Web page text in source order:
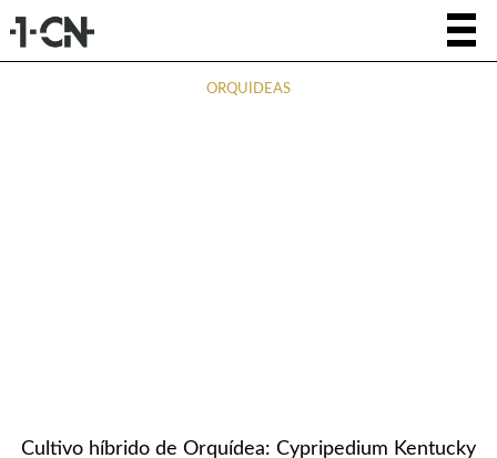
ORQUÍDEAS
Cultivo híbrido de Orquídea: Cypripedium Kentucky